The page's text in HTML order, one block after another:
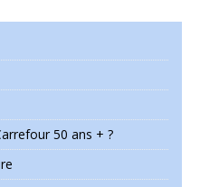
50 ans + ?